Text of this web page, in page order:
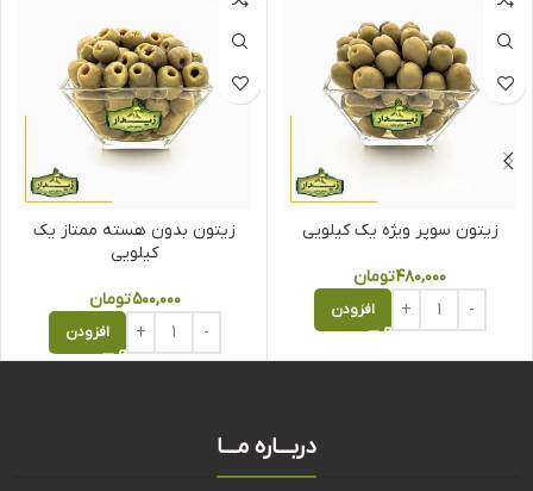
زیتون سوپر ویژه یک کیلویی
۴۸۰,۰۰۰تومان
افزودن
زیتون بدون هسته ممتاز یک
کیلویی
۵۰۰,۰۰۰تومان
افزودن
دربـــاره مـــا